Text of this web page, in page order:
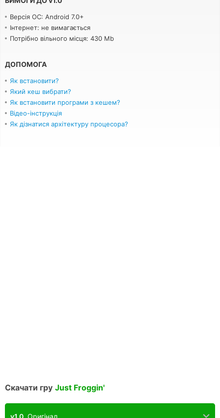
Версія ОС: Android 7.0+
Інтернет: не вимагається
Потрібно вільного місця: 430 Mb
ДОПОМОГА
Як встановити?
Який кеш вибрати?
Як встановити програми з кешем?
Відео-інструкція
Як дізнатися архітектуру процесора?
Скачати гру Just Froggin'
v1.0 Оригінал